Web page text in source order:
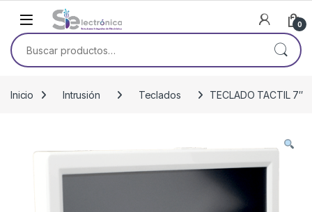
Skip to navigation
Skip to content
0
Buscar por:
Inicio Intrusión Teclados TECLADO TACTIL 7″